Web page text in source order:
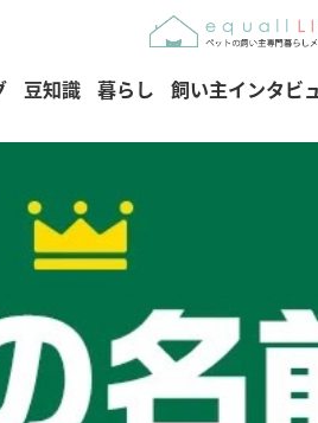
豆知識 暮らし 飼い主インタビ